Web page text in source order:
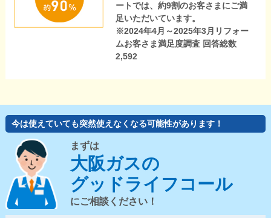
ートでは、約9割のお客さまにご満
足いただいています。
※2024年4月～2025年3月リフォー
ムお客さま満足度調査 回答総数
2,592
今は使えていても突然使えなくなる可能性があります！
まずは
大阪ガスの
グッドライフコール
にご相談ください！